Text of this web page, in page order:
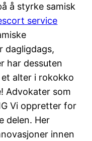
å styrke samisk
service
dagligdags,
har dess­uten
alter i rokokko
Advokater som
Vi oppretter for
delen. Her
innen